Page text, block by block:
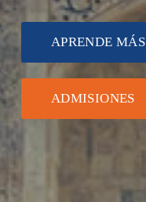
APRENDE MÁS
ADMISIONES